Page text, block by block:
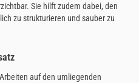
Sie hilft zudem dabei, den
zu strukturieren und sauber zu
auf den umliegenden